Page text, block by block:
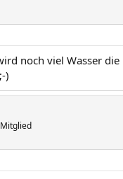
noch viel Wasser die
)